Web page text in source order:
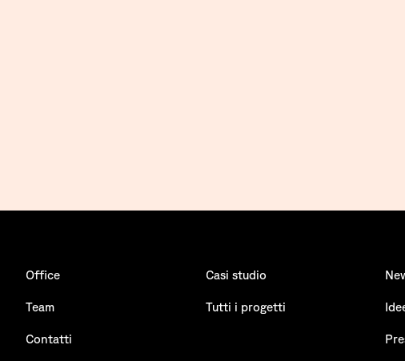
Office
Team
Contatti
Casi studio
Tutti i progetti